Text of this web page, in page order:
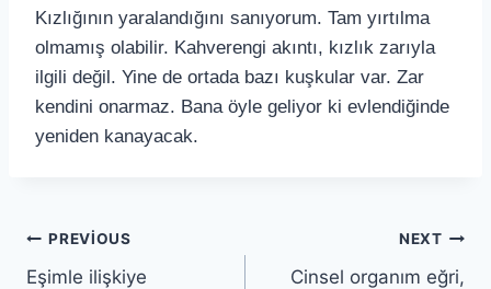
Kızlığının yaralandığını sanıyorum. Tam yırtılma
olmamış olabilir. Kahverengi akıntı, kızlık zarıyla
ilgili değil. Yine de ortada bazı kuşkular var. Zar
kendini onarmaz. Bana öyle geliyor ki evlendiğinde
yeniden kanayacak.
PREVIOUS
Eşimle ilişkiye
NEXT
Cinsel organım eğri,